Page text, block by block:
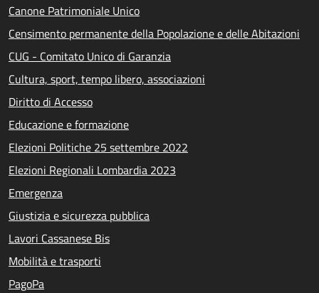
Canone Patrimoniale Unico
Censimento permanente della Popolazione e delle Abitazioni
CUG - Comitato Unico di Garanzia
Cultura, sport, tempo libero, associazioni
Diritto di Accesso
Educazione e formazione
Elezioni Politiche 25 settembre 2022
Elezioni Regionali Lombardia 2023
Emergenza
Giustizia e sicurezza pubblica
Lavori Cassanese Bis
Mobilità e trasporti
PagoPa